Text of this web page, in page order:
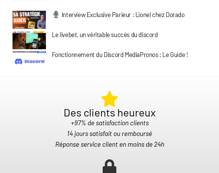
Interview Exclusive Parieur : Lionel chez Dorado
Le livebet, un véritable succès du discord
Fonctionnement du Discord MediaPronos : Le Guide !
Des clients heureux​
+97% de satisfaction clients
14 jours satisfait ou remboursé
Réponse service client en moins de 24h